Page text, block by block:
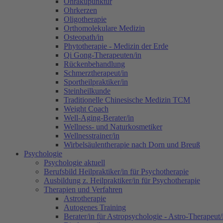
Ohrkerzen
Oligotherapie
Orthomolekulare Medizin
Osteopath/in
Phytotherapie - Medizin der Erde
Qi Gong-Therapeuten/in
Rückenbehandlung
Schmerztherapeut/in
Sportheilpraktiker/in
Steinheilkunde
Traditionelle Chinesische Medizin TCM
Weight Coach
Well-Aging-Berater/in
Wellness- und Naturkosmetiker
Wellnesstrainer/in
Wirbelsäulentherapie nach Dorn und Breuß
Psychologie
Psychologie aktuell
Berufsbild Heilpraktiker/in für Psychotherapie
Ausbildung z. Heilpraktiker/in für Psychotherapie
Therapien und Verfahren
Astrotherapie
Autogenes Training
Berater/in für Astropsychologie - Astro-